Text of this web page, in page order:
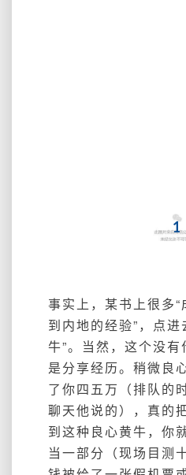
1
事实上，某书上很多
到内地的经验”，点进
牛”。当然，这个没
是分享经历。稍微良
了你四五万（排队的
聊天他说的），真的
到这种良心黄牛，你
当一部分（现场目测